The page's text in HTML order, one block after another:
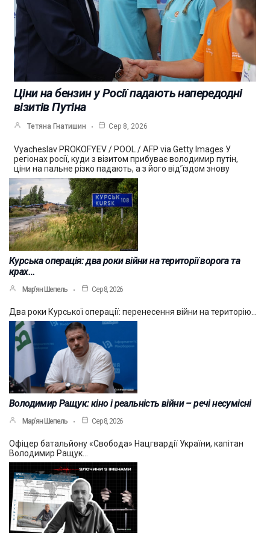
Ціни на бензин у Росії падають напередодні
візитів Путіна
Тетяна Гнатишин Сер 8, 2026
Vyacheslav PROKOFYEV / POOL / AFP via Getty Images У
регіонах росії, куди з візитом прибуває володимир путін,
ціни на пальне різко падають, а з його від’їздом знову
Курська операція: два роки війни на території ворога та
крах…
Мар’ян Шепель Сер 8, 2026
Два роки Курської операції: перенесення війни на територію…
Володимир Ращук: кіно і реальність війни – речі несумісні
Мар’ян Шепель Сер 8, 2026
Офіцер батальйону «Свобода» Нацгвардії України, капітан
Володимир Ращук…